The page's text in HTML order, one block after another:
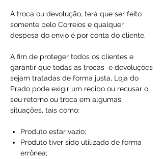
A troca ou devolução, terá que ser feito
somente pelo Correios e qualquer
despesa do envio é por conta do cliente.
A fim de proteger todos os clientes e
garantir que todas as trocas e devoluções
sejam tratadas de forma justa, Loja do
Prado pode exigir um recibo ou recusar o
seu retorno ou troca em algumas
situações, tais como:
Produto estar vazio;
Produto tiver sido utilizado de forma
errônea;